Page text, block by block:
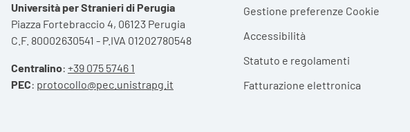
Università per Stranieri di Perugia
Piazza Fortebraccio 4, 06123 Perugia
C.F. 80002630541 - P.IVA 01202780548
Centralino: +39 075 5746 1
PEC: protocollo@pec.unistrapg.it
Gestione preferenze Cookie
Accessibilità
Statuto e regolamenti
Fatturazione elettronica